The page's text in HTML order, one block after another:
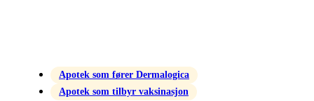
Apotek som fører Dermalogica
Apotek som tilbyr vaksinasjon